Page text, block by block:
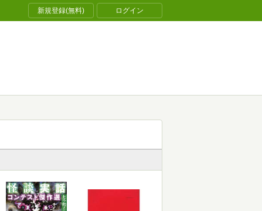
新規登録(無料) ログイン